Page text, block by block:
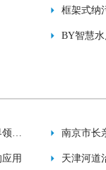
框架式纳
BY智慧
导 南京市长
用 天津河道